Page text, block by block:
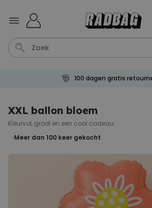
Personaliseerbaar
Gepersonaliseerde
champagne coupe met
Personaliseerbaar
Gepersonaliseerde
maritiem met tekst
100 dagen gratis
XXL ballon bloem
Kleurvol, groot en een cool cadeau.
Meer dan 100 keer gekocht